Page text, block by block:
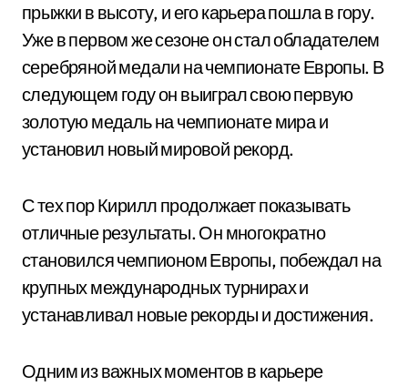
прыжки в высоту, и его карьера пошла в гору.
Уже в первом же сезоне он стал обладателем
серебряной медали на чемпионате Европы. В
следующем году он выиграл свою первую
золотую медаль на чемпионате мира и
установил новый мировой рекорд.
С тех пор Кирилл продолжает показывать
отличные результаты. Он многократно
становился чемпионом Европы, побеждал на
крупных международных турнирах и
устанавливал новые рекорды и достижения.
Одним из важных моментов в карьере